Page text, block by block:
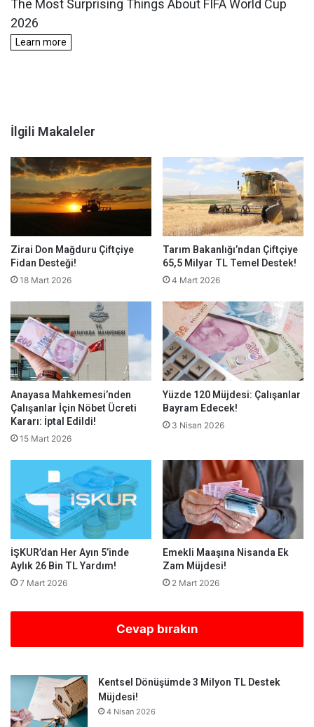
İlgili Makaleler
Zirai Don Mağduru Çiftçiye
Fidan Desteği!
18 Mart 2026
Tarım Bakanlığı’ndan Çiftçiye
65,5 Milyar TL Temel Destek!
4 Mart 2026
Anayasa Mahkemesi’nden
Çalışanlar İçin Nöbet Ücreti
Kararı: İptal Edildi!
15 Mart 2026
Yüzde 120 Müjdesi: Çalışanlar
Bayram Edecek!
3 Nisan 2026
İŞKUR’dan Her Ayın 5’inde
Aylık 26 Bin TL Yardım!
7 Mart 2026
Emekli Maaşına Nisanda Ek
Zam Müjdesi!
2 Mart 2026
Cevap bırakın
Kentsel Dönüşümde 3 Milyon TL Destek
Müjdesi!
4 Nisan 2026